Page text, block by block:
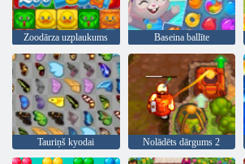
Zoodārza uzplaukums Baseina ballīte
Tauriņš kyodai Nolādēts dārgums 2